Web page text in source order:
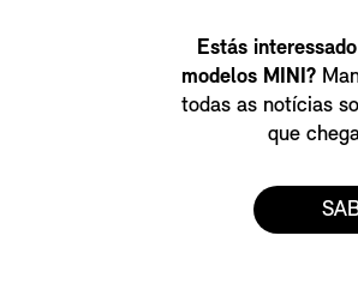
Estás
modelos MINI?
todas as notícias
que